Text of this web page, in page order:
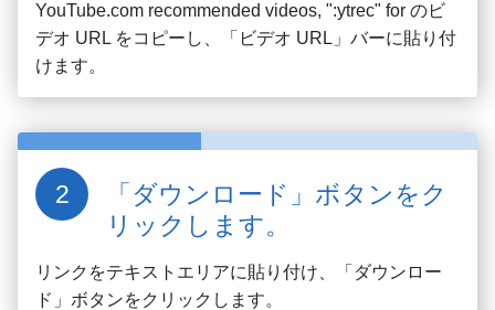
YouTube.com recommended videos, ":ytrec" for のビ
デオ URL をコピーし、「ビデオ URL」バーに貼り付
けます。
「ダウンロード」ボタンをク
リックします。
リンクをテキストエリアに貼り付け、「ダウンロー
ド」ボタンをクリックします。